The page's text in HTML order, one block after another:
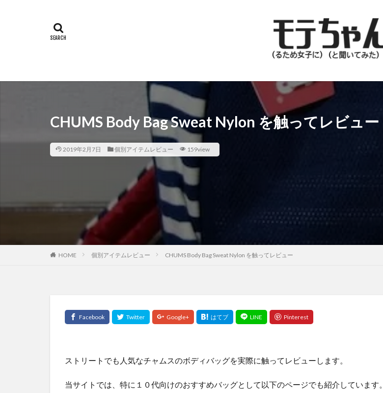
CHUMS Body Bag Sweat Nylon を触ってレビュー
2019年2月7日 個別アイテムレビュー 159view
HOME 個別アイテムレビュー CHUMS Body Bag Sweat Nylon を触ってレビュー
ストリートでも人気なチャムスのボディバッグを実際に触ってレビューします。
当サイトでは、特に１０代向けのおすすめバッグとして以下のページでも紹介しています。